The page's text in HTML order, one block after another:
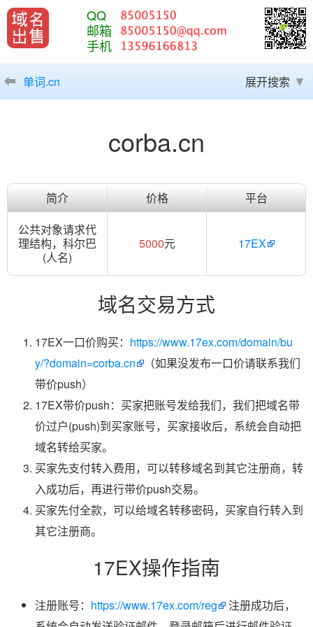
QQ
邮箱
手机
单词.cn 展开搜索
corba.cn
简介 价格
平台
公共对象请求代
理结构，科尔巴
(人名)
5000元 17EX
域名交易方式
17EX一口价购买： https://www.17ex.com/domain/bu
y/?domain=corba.cn
（如果没发布一口价请联系我们
带价push）
17EX带价push：买家把账号发给我们，我们把域名带
价过户(push)到买家账号，买家接收后，系统会自动把
域名转给买家。
买家先支付转入费用，可以转移域名到其它注册商，转
入成功后，再进行带价push交易。
买家先付全款，可以给域名转移密码，买家自行转入到
其它注册商。
17EX操作指南
注册账号： https://www.17ex.com/reg
注册成功后，